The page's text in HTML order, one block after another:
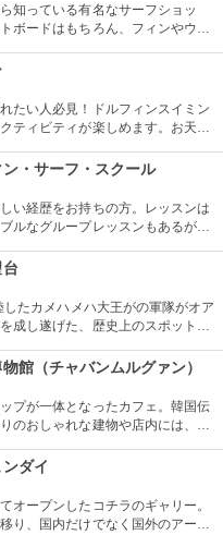
知っている有名なサーフショッ
ボードはもちろん、フィンやウェ
たい人必見！ドルフィンスイミン
ティビティが楽しめます。お天気
、ウクレレ演奏など、嬉しいおも
・サーフ・スクール
い経歴をお持ちの方。レッスンは
ルなグループレッスンもあるが、
んと学んで、いざ海へ！
たカメハメハ大王がの軍隊がオア
成し遂げた、歴史上のスポットで
海から吹く風は強烈です。
館（チャバンムルグァン）
プが一体となったカフェ。韓国伝
のおしゃれな建物や店内には、ま
えます。ギャラリーは入場無料な
い人も観覧できます。
ダイ
オープンしたコチラのギャリー。
り、国内だけでなく国外のアーテ